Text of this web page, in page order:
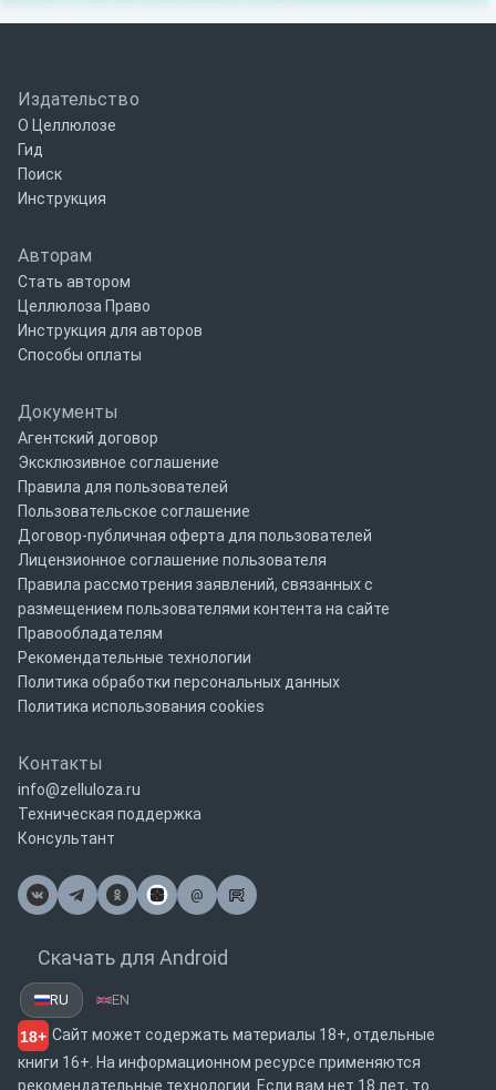
Издательство
О Целлюлозе
Гид
Поиск
Инструкция
Авторам
Стать автором
Целлюлоза Право
Инструкция для авторов
Способы оплаты
Документы
Агентский договор
Эксклюзивное соглашение
Правила для пользователей
Пользовательское соглашение
Договор-публичная оферта для пользователей
Лицензионное соглашение пользователя
Правила рассмотрения заявлений, связанных с
размещением пользователями контента на сайте
Правообладателям
Рекомендательные технологии
Политика обработки персональных данных
Политика использования cookies
Контакты
info@zelluloza.ru
Техническая поддержка
Консультант
@
Почта
Скачать для Android
RU EN
18+ Сайт может содержать материалы 18+, отдельные
книги 16+. На информационном ресурсе применяются
рекомендательные технологии. Если вам нет 18 лет, то